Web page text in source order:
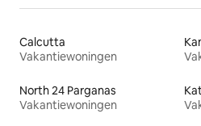
Calcutta
Vakantiewoningen
North 24 Parganas
Vakantiewoningen